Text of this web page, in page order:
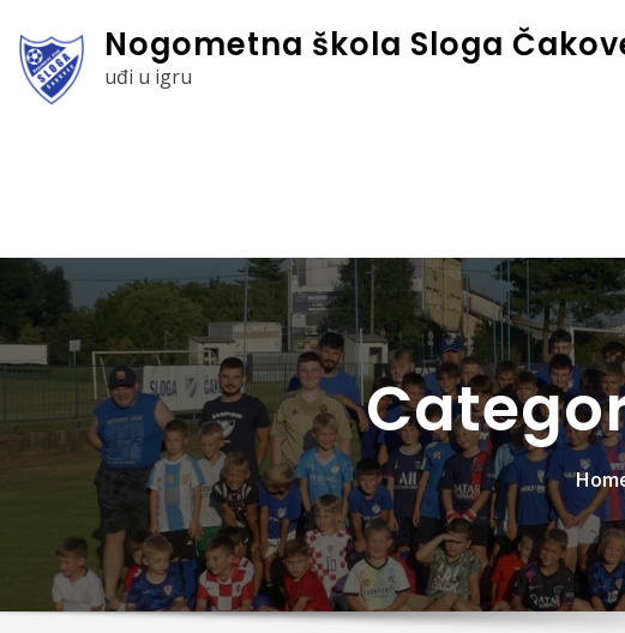
content
Nogometna škola Sloga
uđi u igru